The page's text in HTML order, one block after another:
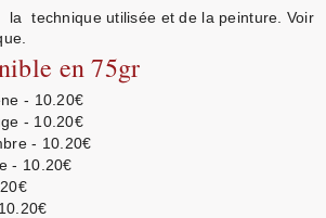
la technique utilisée et de la peinture. Voir
en 75gr
- 10.20€
- 10.20€
- 10.20€
- 10.20€